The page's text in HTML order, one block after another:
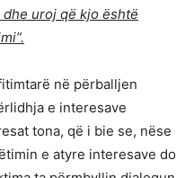
uroj që kjo është
në përballjen
e interesave
tona, që i bie se, nëse
e atyre interesave do